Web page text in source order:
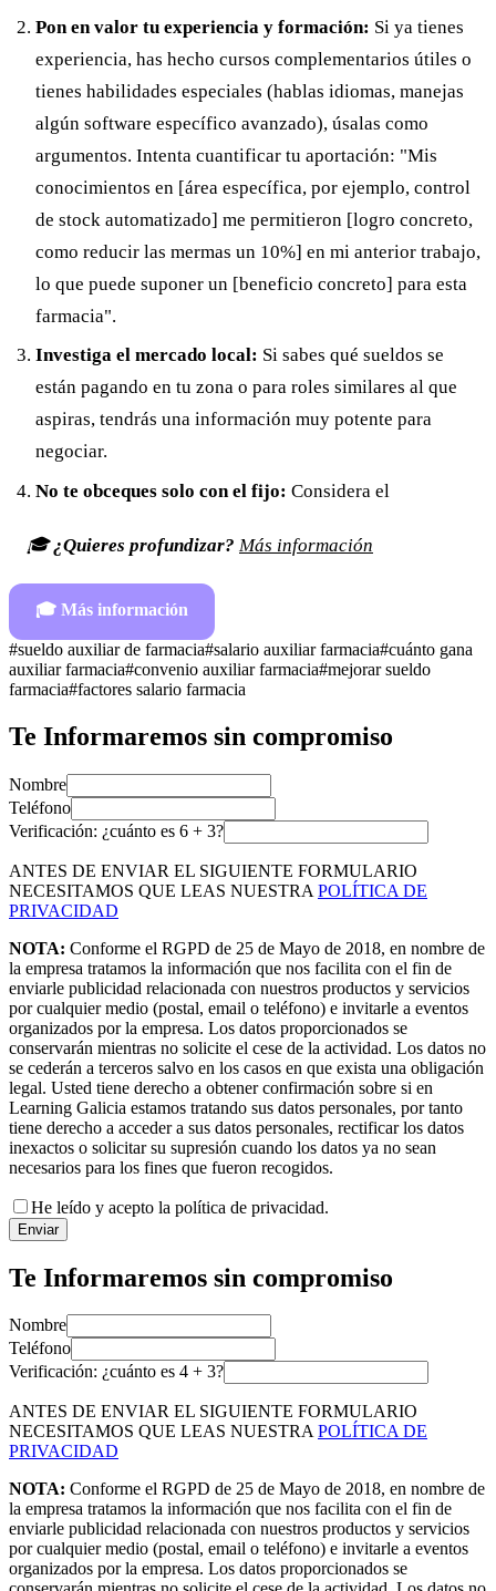
Pon en valor tu experiencia y formación: Si ya tienes
experiencia, has hecho cursos complementarios útiles o
tienes habilidades especiales (hablas idiomas, manejas
algún software específico avanzado), úsalas como
argumentos. Intenta cuantificar tu aportación: "Mis
conocimientos en [área específica, por ejemplo, control
de stock automatizado] me permitieron [logro concreto,
como reducir las mermas un 10%] en mi anterior trabajo,
lo que puede suponer un [beneficio concreto] para esta
farmacia".
Investiga el mercado local: Si sabes qué sueldos se
están pagando en tu zona o para roles similares al que
aspiras, tendrás una información muy potente para
negociar.
No te obceques solo con el fijo: Considera el
🎓¿Quieres profundizar? Más información
🎓 Más información
#sueldo auxiliar de farmacia#salario auxiliar farmacia#cuánto gana
auxiliar farmacia#convenio auxiliar farmacia#mejorar sueldo
farmacia#factores salario farmacia
Te Informaremos sin compromiso
Nombre
Teléfono
Verificación: ¿cuánto es 6 + 3?
ANTES DE ENVIAR EL SIGUIENTE FORMULARIO
NECESITAMOS QUE LEAS NUESTRA POLÍTICA DE
PRIVACIDAD
NOTA: Conforme el RGPD de 25 de Mayo de 2018, en nombre de
la empresa tratamos la información que nos facilita con el fin de
enviarle publicidad relacionada con nuestros productos y servicios
por cualquier medio (postal, email o teléfono) e invitarle a eventos
organizados por la empresa. Los datos proporcionados se
conservarán mientras no solicite el cese de la actividad. Los datos no
se cederán a terceros salvo en los casos en que exista una obligación
legal. Usted tiene derecho a obtener confirmación sobre si en
Learning Galicia estamos tratando sus datos personales, por tanto
tiene derecho a acceder a sus datos personales, rectificar los datos
inexactos o solicitar su supresión cuando los datos ya no sean
necesarios para los fines que fueron recogidos.
He leído y acepto la política de privacidad.
Enviar
Te Informaremos sin compromiso
Nombre
Teléfono
Verificación: ¿cuánto es 4 + 3?
ANTES DE ENVIAR EL SIGUIENTE FORMULARIO
NECESITAMOS QUE LEAS NUESTRA POLÍTICA DE
PRIVACIDAD
NOTA: Conforme el RGPD de 25 de Mayo de 2018, en nombre de
la empresa tratamos la información que nos facilita con el fin de
enviarle publicidad relacionada con nuestros productos y servicios
por cualquier medio (postal, email o teléfono) e invitarle a eventos
organizados por la empresa. Los datos proporcionados se